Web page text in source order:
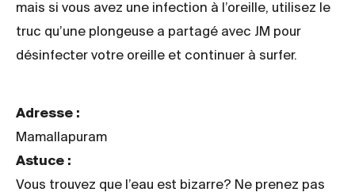
mais si vous avez une infection à l’oreille, utilisez le
truc qu’une plongeuse a partagé avec JM pour
désinfecter votre oreille et continuer à surfer.
Adresse :
Mamallapuram
Astuce :
Vous trouvez que l’eau est bizarre? Ne prenez pas